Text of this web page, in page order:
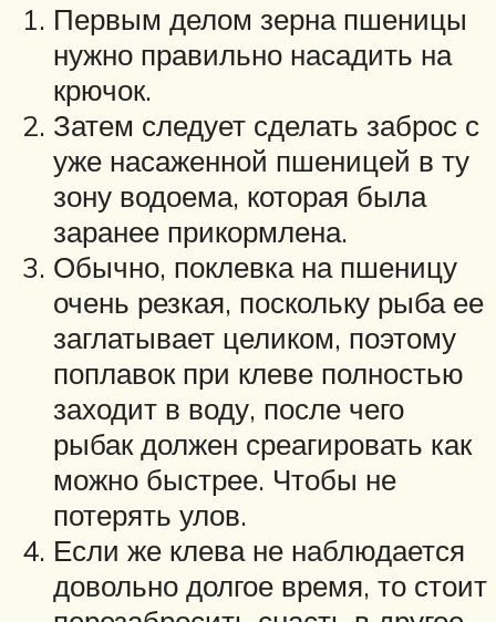
Первым делом зерна пшеницы
нужно правильно насадить на
крючок.
Затем следует сделать заброс с
уже насаженной пшеницей в ту
зону водоема, которая была
заранее прикормлена.
Обычно, поклевка на пшеницу
очень резкая, поскольку рыба ее
заглатывает целиком, поэтому
поплавок при клеве полностью
заходит в воду, после чего
рыбак должен среагировать как
можно быстрее. Чтобы не
потерять улов.
Если же клева не наблюдается
довольно долгое время, то стоит